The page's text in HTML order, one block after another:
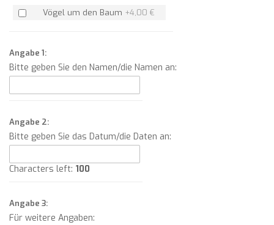
Vögel um den Baum +4,00 €
Angabe 1:
Bitte geben Sie den Namen/die Namen an:
Angabe 2:
Bitte geben Sie das Datum/die Daten an:
Characters left: 100
Angabe 3:
Für weitere Angaben: